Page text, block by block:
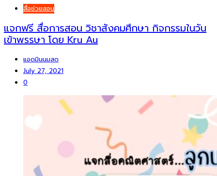
สื่อช่วยสอน
แจกฟรี สื่อการสอน วิชาสังคมศึกษา กิจกรรมในวัน
เข้าพรรษา โดย Kru Au
แอดมินนมสด
July 27, 2021
0